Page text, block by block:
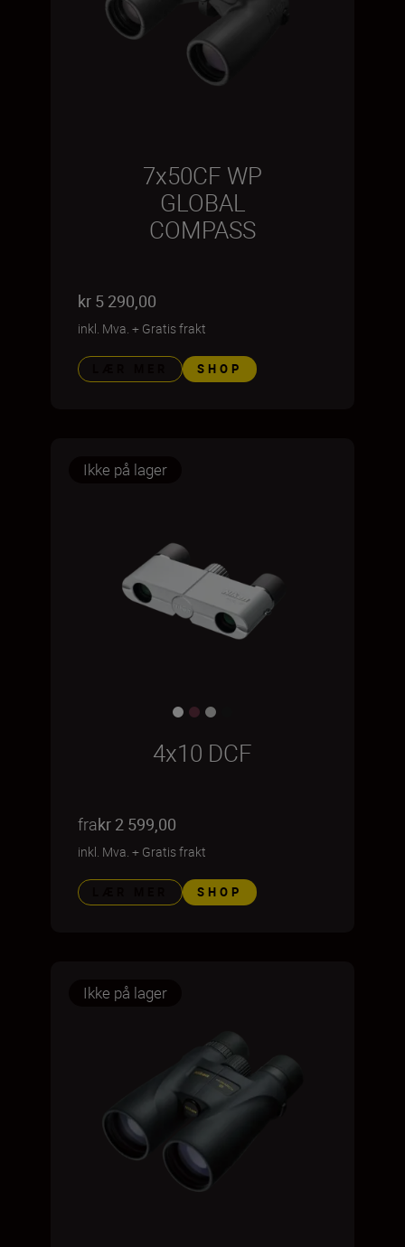
7x50CF WP
GLOBAL
COMPASS
kr 5 290,00
inkl. Mva. + Gratis frakt
SHOP
Ikke på lager
4x10 DCF
frakr 2 599,00
inkl. Mva. + Gratis frakt
SHOP
Ikke på lager